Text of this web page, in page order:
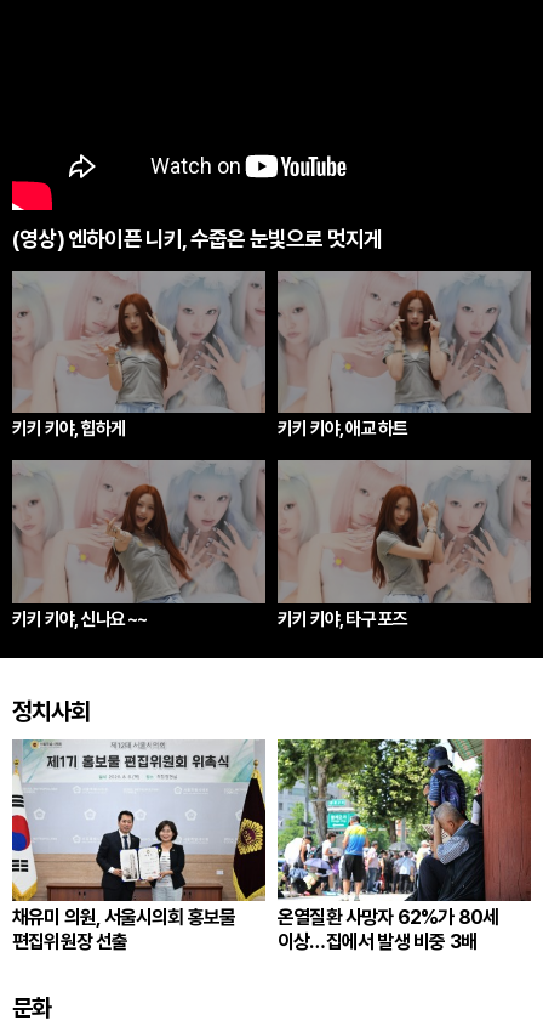
(영상) 엔하이픈 니키, 수줍은 눈빛으로 멋지게
키키 키야, 힙하게 키키 키야, 애교 하트
키키 키야, 신나요 ~~ 키키 키야, 타구 포즈
정치사회
채유미 의원, 서울시의회 홍보물
편집위원장 선출
온열질환 사망자 62%가 80세
이상…집에서 발생 비중 3배
문화